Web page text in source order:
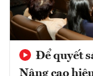
Để quyết